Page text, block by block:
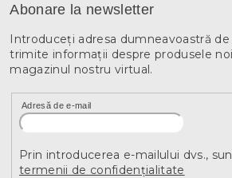
Abonare la newsletter
Introduceţi adresa dumneavoastră
trimite informaţii despre produsele
magazinul nostru virtual.
Adresă de e-mail
Prin introducerea e-mailului dvs.,
termenii de confidențialitate